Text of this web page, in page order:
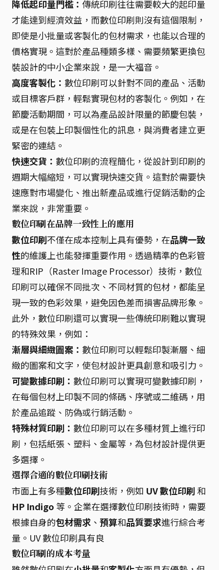
降低起印量門檻： 傳統印刷往往需要較大的起印量
才能達到經濟效益，而數位印刷則沒有這個限制，
即使是小批量或客製化的包材需求，也能以合理的
價格實現。這對於產品種類多樣、需要頻繁更換包
裝設計的中小企業來說，是一大福音。
高度客製化： 數位印刷可以針對不同的產品、活動
或目標客戶群，輕鬆實現包材的客製化。例如，在
節慶活動期間，可以為產品設計限量的節慶包裝，
或是在包裝上印製個性化的訊息，與消費者建立更
緊密的連結。
快速交貨： 數位印刷的流程簡化，從設計到印刷的
週期大幅縮短，可以實現快速交貨。這對於需要快
速應對市場變化、推出新產品或進行促銷活動的企
業來說，非常重要。
數位印刷在品牌一致性上的應用
數位印刷不僅在成本控制上具有優勢，在品牌一致
性的維護上也能發揮重要作用。透過精準的色彩管
理和RIP（Raster Image Processor）技術，數位
印刷可以確保不同批次、不同材質的包材，都能呈
現一致的色彩效果，避免因色差而損害品牌形象。
此外，數位印刷還可以實現一些傳統印刷難以實現
的特殊效果，例如：
漸層與細緻圖案： 數位印刷可以輕鬆印製漸層、細
緻的圖案和文字，使包材設計更具創意和吸引力。
可變數據印刷： 數位印刷可以實現可變數據印刷，
在每個包材上印製不同的條碼、序號或二維碼，用
於產品追蹤、防偽或行銷活動。
特殊材質印刷： 數位印刷可以在多種材質上進行印
刷，包括紙張、塑料、金屬等，為包材設計提供更
多選擇。
選擇合適的數位印刷技術
市面上有多種數位印刷技術，例如 UV 數位印刷 和
HP Indigo 等。企業在選擇數位印刷技術時，需要
根據自身的包材需求 、 預算和品質要求進行綜合考
量。UV 數位印刷具有良
數位印刷的成本考量